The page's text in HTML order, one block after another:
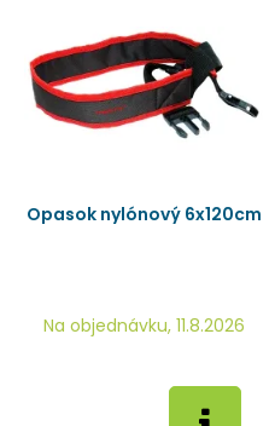
Opasok nylónový 6x120cm
Na objednávku, 11.8.2026